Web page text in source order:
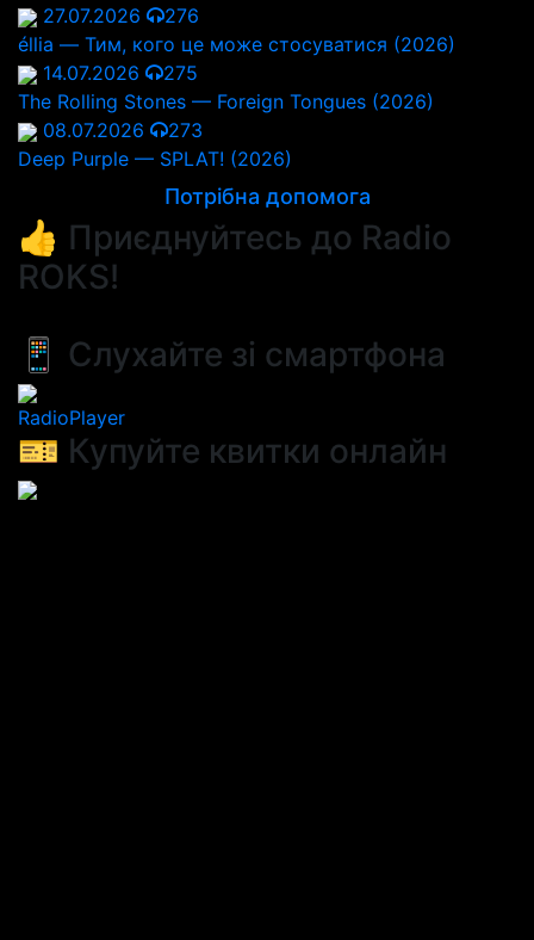
27.07.2026
276
éllia — Тим, кого це може стосуватися (2026)
14.07.2026
275
The Rolling Stones — Foreign Tongues (2026)
08.07.2026
273
Deep Purple — SPLAT! (2026)
Потрібна допомога
👍 Приєднуйтесь до Radio
ROKS!
📱 Слухайте зі смартфона
RadioPlayer
🎫 Купуйте квитки онлайн